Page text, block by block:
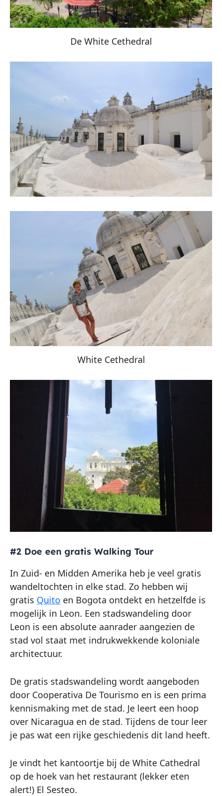
De White Cethedral
White Cethedral
#2 Doe een gratis Walking Tour
In Zuid- en Midden Amerika heb je veel gratis
wandeltochten in elke stad. Zo hebben wij
gratis Quito en Bogota ontdekt en hetzelfde is
mogelijk in Leon. Een stadswandeling door
Leon is een absolute aanrader aangezien de
stad vol staat met indrukwekkende koloniale
architectuur.
De gratis stadswandeling wordt aangeboden
door Cooperativa De Tourismo en is een prima
kennismaking met de stad. Je leert een hoop
over Nicaragua en de stad. Tijdens de tour leer
je pas wat een rijke geschiedenis dit land heeft.
Je vindt het kantoortje bij de White Cathedral
op de hoek van het restaurant (lekker eten
alert!) El Sesteo.